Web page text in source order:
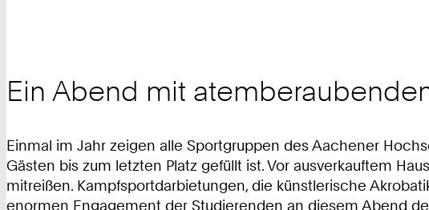
Ein Abend mit
Einmal im Jahr zeigen alle Sportgruppen des Aachener
Gästen bis zum letzten Platz gefüllt ist. Vor ausverkauftem
mitreißen. Kampfsportdarbietungen, die künstlerische
enormen Engagement der Studierenden an diesem Abend